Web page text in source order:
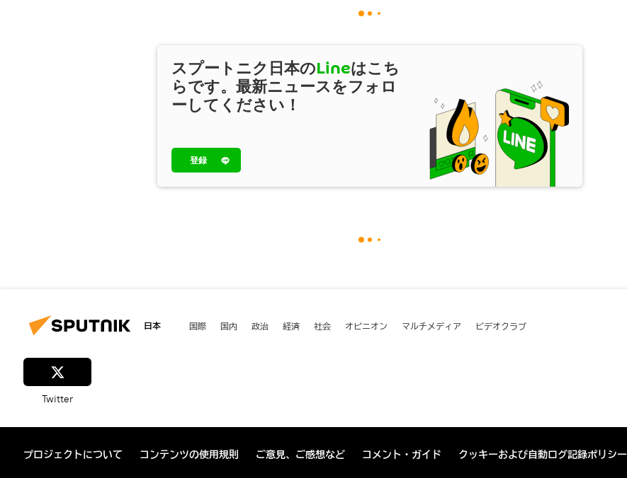
スプートニク日本のLineはこち
らです。最新ニュースをフォロ
ーしてください！
登録
日本 国際 国内 政治 経済 社会 オピニオン マルチメディア ビデオクラブ
Twitter
プロジェクトについて コンテンツの使用規則 ご意見、ご感想など コメント・ガイド クッキーおよび自動ログ記録ポリシー